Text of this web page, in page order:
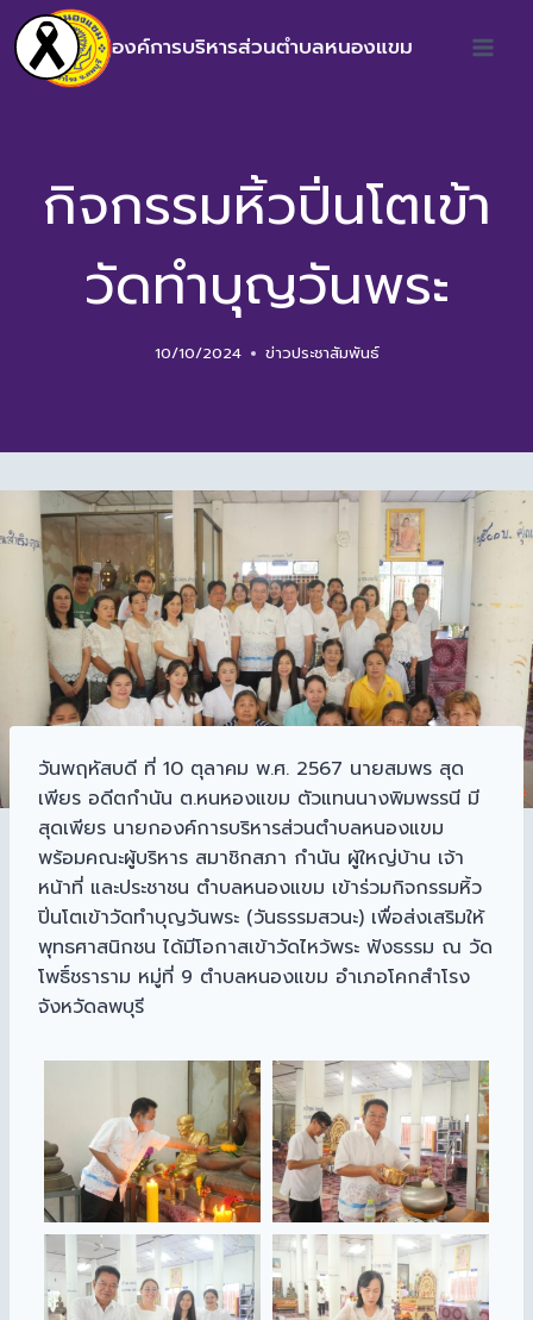
องค์การบริหารส่วนตำบลหนองแขม
กิจกรรมหิ้วปิ่นโตเข้า
วัดทำบุญวันพระ
10/10/2024 ข่าวประชาสัมพันธ์
วันพฤหัสบดี ที่ 10 ตุลาคม พ.ศ. 2567 นายสมพร สุด
เพียร อดีตกำนัน ต.หนหองแขม ตัวแทนนางพิมพรรนี มี
สุดเพียร นายกองค์การบริหารส่วนตำบลหนองแขม
พร้อมคณะผู้บริหาร สมาชิกสภา กำนัน ผู้ใหญ่บ้าน เจ้า
หน้าที่ และประชาชน ตำบลหนองแขม เข้าร่วมกิจกรรมหิ้ว
ปิ่นโตเข้าวัดทำบุญวันพระ (วันธรรมสวนะ) เพื่อส่งเสริมให้
พุทธศาสนิกชน ได้มีโอกาสเข้าวัดไหว้พระ ฟังธรรม ณ วัด
โพธิ์ชราราม หมู่ที่ 9 ตำบลหนองแขม อำเภอโคกสำโรง
จังหวัดลพบุรี